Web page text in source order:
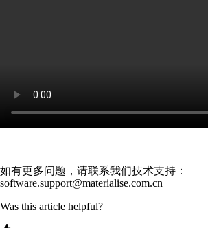
如有更多问题，请联系我们技术支持：
software.support@materialise.com.cn
Was this article helpful?